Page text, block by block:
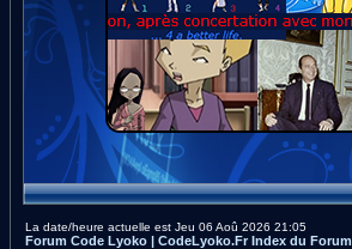
La date/heure actuelle est Jeu 06 Aoû 2026 21:05
Forum Code Lyoko | CodeLyoko.Fr Index du Forum